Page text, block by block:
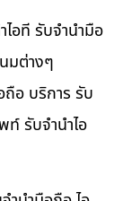
อที รับจำนำมือ
มต่างๆ
อ บริการ รับ
ท์ รับจำนำไอ